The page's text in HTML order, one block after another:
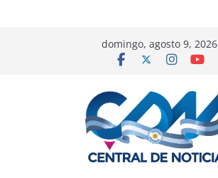
domingo, agosto 9, 2026